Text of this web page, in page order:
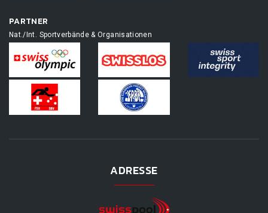
PARTNER
Nat./Int. Sportverbände & Organisationen
ADRESSE